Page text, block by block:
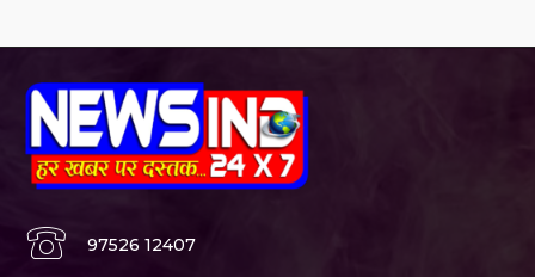
97526 12407